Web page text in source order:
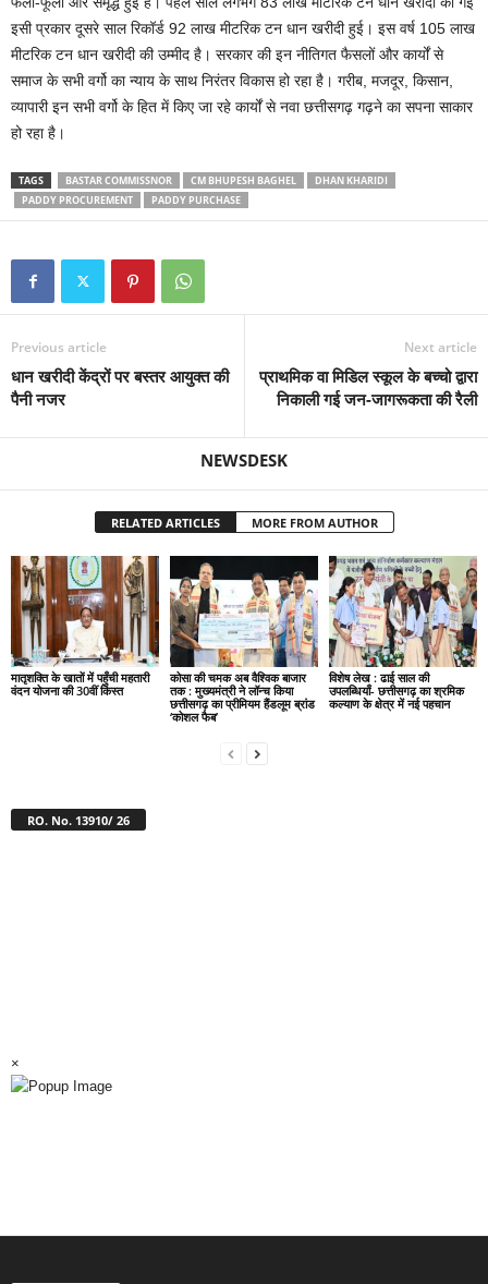
इसी प्रकार दूसरे साल रिकॉर्ड 92 लाख मीटरिक टन धान खरीदी हुई। इस वर्ष 105 लाख
मीटरिक टन धान खरीदी की उम्मीद है। सरकार की इन नीतिगत फैसलों और कार्यों से
समाज के सभी वर्गो का न्याय के साथ निरंतर विकास हो रहा है। गरीब, मजदूर, किसान,
व्यापारी इन सभी वर्गो के हित में किए जा रहे कार्यों से नवा छत्तीसगढ़ गढ़ने का सपना साकार
हो रहा है।
TAGS BASTAR COMMISSNOR CM BHUPESH BAGHEL
DHAN KHARIDI
PADDY PROCUREMENT
PADDY PURCHASE
Previous article
धान खरीदी केंद्रों पर बस्तर आयुक्त की
पैनी नजर
Next article
प्राथमिक वा मिडिल स्कूल के बच्चो द्वारा
निकाली गई जन-जागरूकता की रैली
NEWSDESK
RELATED ARTICLES MORE FROM AUTHOR
मातृशक्ति के खातों में पहुँची महतारी
वंदन योजना की 30वीं किस्त
कोसा की चमक अब वैश्विक बाजार
तक : मुख्यमंत्री ने लॉन्च किया
छत्तीसगढ़ का प्रीमियम हैंडलूम ब्रांड
‘कोशल फैब’
विशेष लेख : ढाई साल की
उपलब्धियाँ- छत्तीसगढ़ का श्रमिक
कल्याण के क्षेत्र में नई पहचान
RO. No. 13910/ 26
×